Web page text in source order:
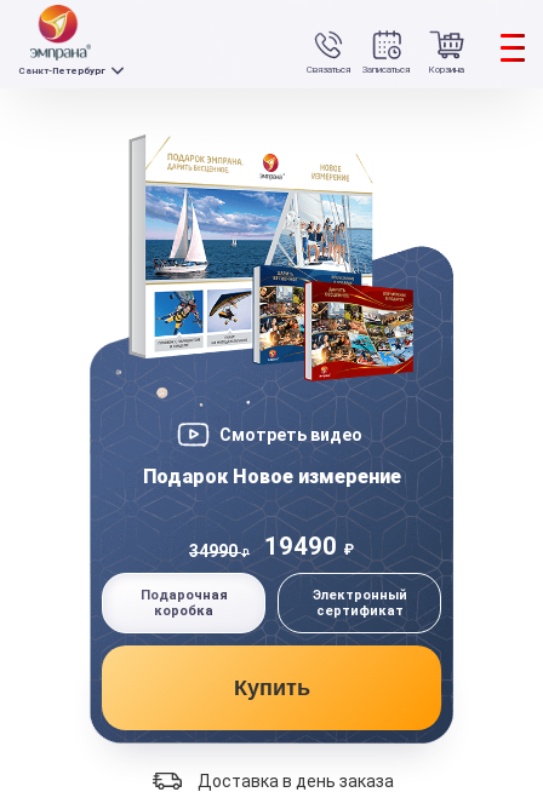
Связаться
Санкт-Петербург Записаться Корзина
Подарок Новое измерение
34990₽ 19490 ₽
Подарочная
коробка
Электронный
сертификат
Купить
Доставка в день заказа
Смотреть видео